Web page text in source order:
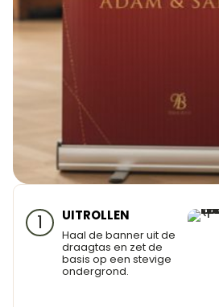
1 UITROLLEN
Haal de banner uit de
draagtas en zet de
basis op een stevige
ondergrond.